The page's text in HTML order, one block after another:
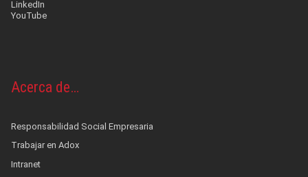
LinkedIn
YouTube
Acerca de…
Responsabilidad Social Empresaria
Trabajar en Adox
Intranet